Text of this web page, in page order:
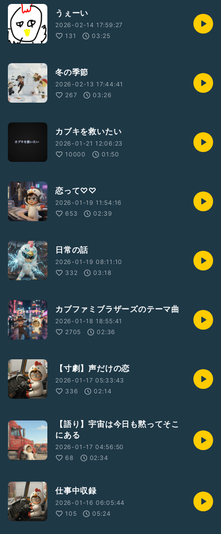
うぇーい
2026-02-14 17:59:27
131
03:25
冬の季節
2026-02-13 17:44:41
267
03:26
カブキを救いたい
2026-01-21 12:06:23
10000
01:50
恋って♡♡
2026-01-19 11:54:16
653
02:39
日常の話
2026-01-19 08:11:10
332
03:18
カブファミブラザーズのテーマ曲
2026-01-18 18:55:41
2705
02:36
【寸劇】声だけの恋
2026-01-17 05:33:43
336
02:14
【語り】宇宙は今日も黙ってそこ
にある
2026-01-17 04:56:50
68
02:34
仕事中収録
2026-01-16 06:05:44
105
05:24